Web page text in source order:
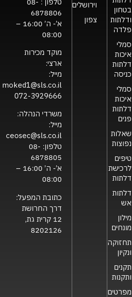
בטחון
ודלתות
פלדה
סמלי
איכות
דלתות
כניסה
סמלי
איכות
דלתות
פנים
שאלות
נפוצות
טיפים
לרכישת
דלתות
דלתות
אש
מילון
מונחים
תחזוקה
ונקיון
תקנים
ותקנות
מפרטים
וירושלים
צפון
6878806
א’- ה’ 16:00 –
08:00
מוקד מכירות
ארצי:
מייל:
moked1@sls.co.il
072-3929666
משרדי הנהלה:
מייל:
ceosec@sls.co.il
טלפון: 08-
6878805
א’- ה’ 16:00 –
08:00
כתובת המפעל:
דרך החרושת
12 קרית גת,
8202126